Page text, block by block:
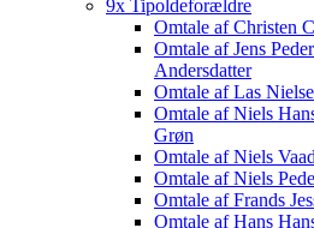
9x Tipoldeforældre
Omtale af Christen
Omtale af Jens
Andersdatter
Omtale af Las
Omtale af Niels
Grøn
Omtale af Niels
Omtale af Niels
Omtale af Frands
Omtale af Hans